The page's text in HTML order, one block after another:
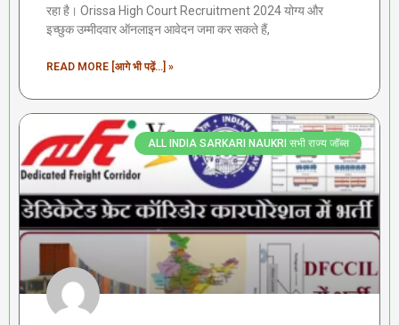
रहा है। Orissa High Court Recruitment 2024 योग्य और
इच्छुक उम्मीदवार ऑनलाइन आवेदन जमा कर सकते हैं,
READ MORE [आगे भी पढ़ें...] »
ALL INDIA SARKARI NAUKRI सभी राज्य जॉब्स